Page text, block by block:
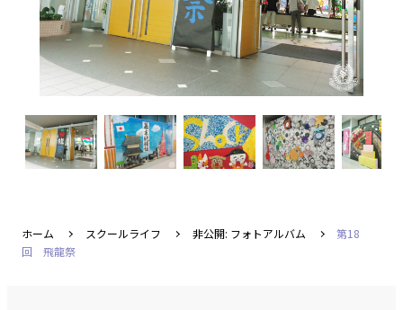
ホーム スクールライフ 非公開: フォトアルバム
第18
回 飛龍祭